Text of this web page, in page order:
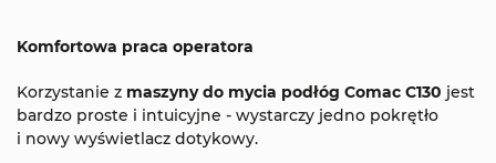
Komfortowa praca operatora
Korzystanie z maszyny do mycia podłóg Comac C130 jest
bardzo proste i intuicyjne - wystarczy jedno pokrętło
i nowy wyświetlacz dotykowy.